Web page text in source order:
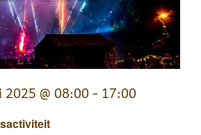
@ 08:00- 17:00